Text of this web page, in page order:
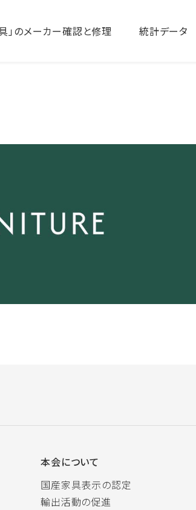
」のメーカー確認と修理 統計データ
本会について
国産家具表示の認定
輸出活動の促進